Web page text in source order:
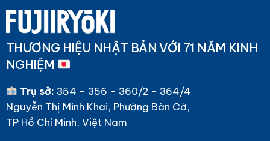
THƯƠNG HIỆU NHẬT BẢN VỚI 71 NĂM KINH
NGHIỆM
Trụ sở: 354 – 356 – 360/2 – 364/4
Nguyễn Thị Minh Khai, Phường Bàn Cờ,
TP Hồ Chí Minh, Việt Nam